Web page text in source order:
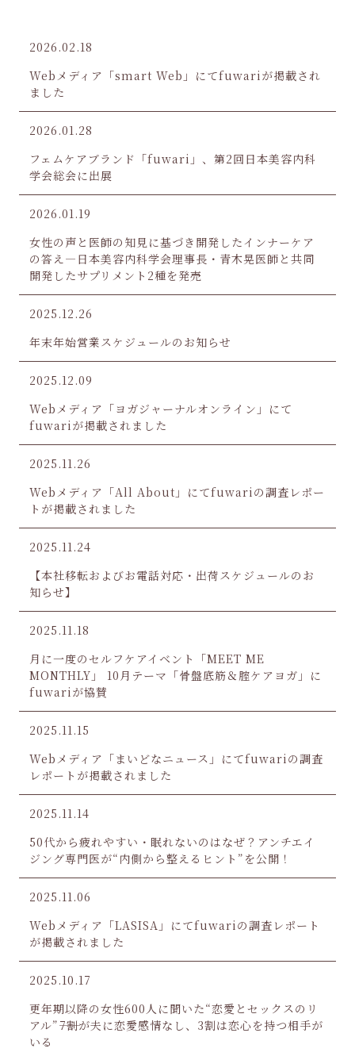
2026.02.18
Webメディア「smart Web」にてfuwariが掲載され
ました
2026.01.28
フェムケアブランド「fuwari」、第2回日本美容内科
学会総会に出展
2026.01.19
女性の声と医師の知見に基づき開発したインナーケア
の答え―日本美容内科学会理事長・青木晃医師と共同
開発したサプリメント2種を発売
2025.12.26
年末年始営業スケジュールのお知らせ
2025.12.09
Webメディア「ヨガジャーナルオンライン」にて
fuwariが掲載されました
2025.11.26
Webメディア「All About」にてfuwariの調査レポー
トが掲載されました
2025.11.24
【本社移転およびお電話対応・出荷スケジュールのお
知らせ】
2025.11.18
月に一度のセルフケアイベント「MEET ME
MONTHLY」 10月テーマ「骨盤底筋＆腟ケアヨガ」に
fuwariが協賛
2025.11.15
Webメディア「まいどなニュース」にてfuwariの調査
レポートが掲載されました
2025.11.14
50代から疲れやすい・眠れないのはなぜ？アンチエイ
ジング専門医が“内側から整えるヒント”を公開！
2025.11.06
Webメディア「LASISA」にてfuwariの調査レポート
が掲載されました
2025.10.17
更年期以降の女性600人に聞いた“恋愛とセックスのリ
アル”――7割が夫に恋愛感情なし、3割は恋心を持つ相手が
いる